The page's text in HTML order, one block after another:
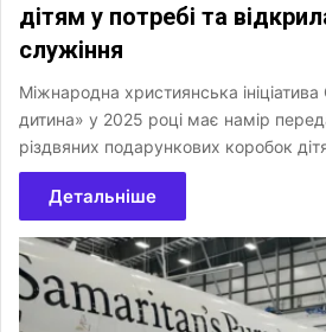
дітям у потребі та
служіння
Міжнародна християнська
дитина» у 2025 році має намір
різдвяних подарункових коробок
Детальніше